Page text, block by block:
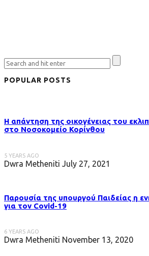
POPULAR POSTS
Η απάντηση της οικογένειας του
στo Νοσοκομείο Κορίνθου
5 YEARS AGO
Dwra Metheniti July 27, 2021
Παρουσία της υπουργού Παιδείας η
για τον Covid-19
6 YEARS AGO
Dwra Metheniti November 13, 2020